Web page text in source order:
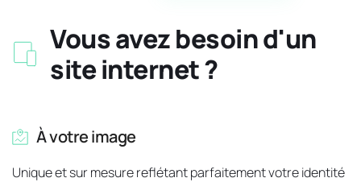
Vous avez besoin d'un
site internet ?
À votre image
Unique et sur mesure reflétant parfaitement votre identité